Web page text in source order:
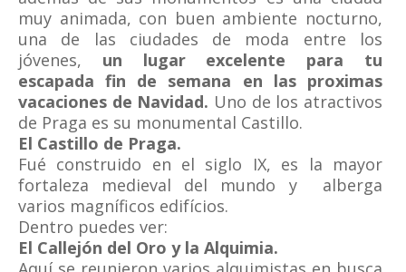
muy animada, con buen ambiente nocturno,
una de las ciudades de moda entre los
jóvenes, un lugar excelente para tu
escapada fin de semana en las proximas
vacaciones de Navidad. Uno de los atractivos
de Praga es su monumental Castillo.
El Castillo de Praga.
Fué construido en el siglo IX, es la mayor
fortaleza medieval del mundo y alberga
varios magníficos edifícios.
Dentro puedes ver:
El Callejón del Oro y la Alquimia.